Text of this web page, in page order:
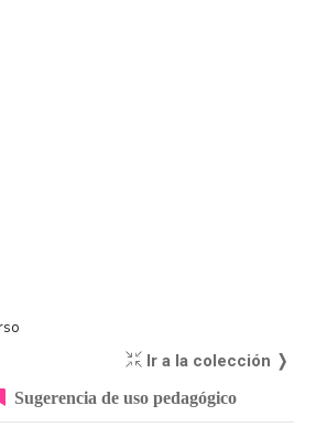
Ir a la colección ❭
Sugerencia de uso pedagógico